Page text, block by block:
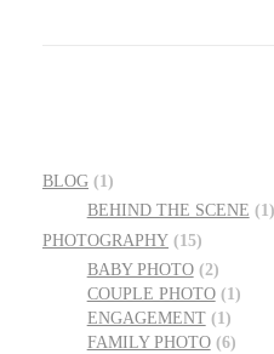
BLOG (1)
BEHIND THE SCENE (1)
PHOTOGRAPHY (15)
BABY PHOTO(2)
COUPLE PHOTO(1)
ENGAGEMENT(1)
FAMILY PHOTO(6)